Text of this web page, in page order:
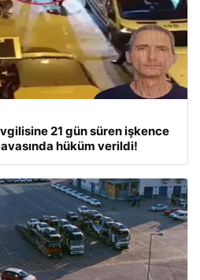
21 gün süren işkence
hüküm verildi!